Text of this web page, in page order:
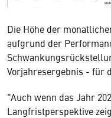
Die Höhe der
aufgrund der
Vorjahresergebnis - für
"Auch wenn das Jahr
Langfristperspektive